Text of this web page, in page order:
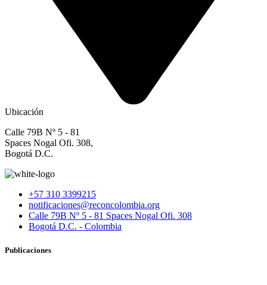
Ubicación
Calle 79B Nº 5 - 81
Spaces Nogal Ofi. 308,
Bogotá D.C.
+57 310 3399215
notificaciones@reconcolombia.org
Calle 79B Nº 5 - 81 Spaces Nogal Ofi. 308
Bogotá D.C. - Colombia
Publicaciones